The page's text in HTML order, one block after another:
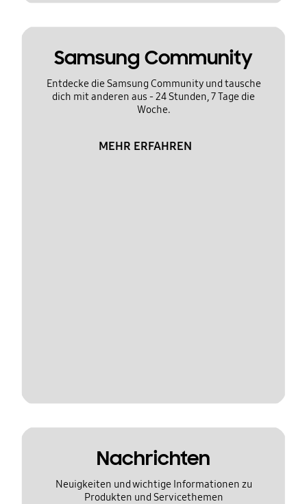
Samsung Community
Entdecke die Samsung Community und tausche
dich mit anderen aus - 24 Stunden, 7 Tage die
Woche.
MEHR ERFAHREN
Nachrichten
Neuigkeiten und wichtige Informationen zu
Produkten und Servicethemen